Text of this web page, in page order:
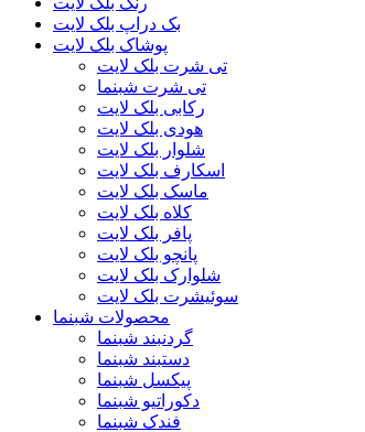
بک دراپ بلک لایت
پوشاک بلک لایت
تی شرت بلک لایت
تی شرت شبنما
رکابی بلک لایت
هودی بلک لایت
شلوار بلک لایت
اسکارف بلک لایت
ماسک بلک لایت
کلاه بلک لایت
پافر بلک لایت
پانچو بلک لایت
شلوارک بلک لایت
سوئیشرت بلک لایت
محصولات شبنما
گردنبند شبنما
دستبند شبنما
پیکسل شبنما
دکوراتیو شبنما
فندک شبنما